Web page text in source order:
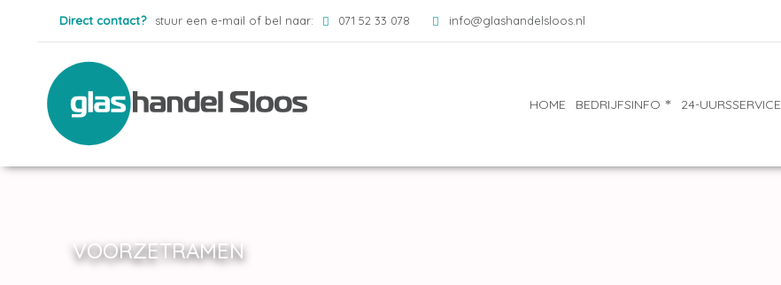
Direct contact? stuur een e-mail of bel naar: 071 52 33 078 info@glashandelsloos.nl
HOME BEDRIJFSINFO 24-UURSSERVICE
VOORZETRAMEN